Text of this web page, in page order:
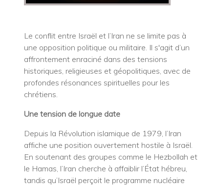
Le conflit entre Israël et l’Iran ne se limite pas à
une opposition politique ou militaire. Il s'agit d’un
affrontement enraciné dans des tensions
historiques, religieuses et géopolitiques, avec de
profondes résonances spirituelles pour les
chrétiens.
Une tension de longue date
Depuis la Révolution islamique de 1979, l’Iran
affiche une position ouvertement hostile à Israël.
En soutenant des groupes comme le Hezbollah et
le Hamas, l’Iran cherche à affaiblir l’État hébreu,
tandis qu’Israël perçoit le programme nucléaire